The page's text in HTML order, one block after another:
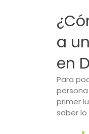
a
en
Para
primer
saber lo